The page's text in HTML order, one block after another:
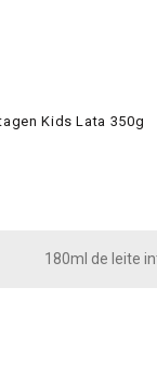
Kids Lata 350g
180ml de leite